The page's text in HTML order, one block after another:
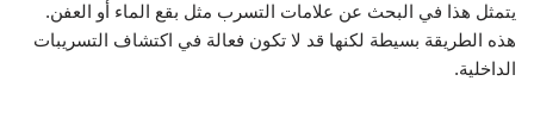
يتمثل هذا في البحث عن علامات التسرب مثل بقع الماء أو العفن.
هذه الطريقة بسيطة لكنها قد لا تكون فعالة في اكتشاف التسريبات
الداخلية.